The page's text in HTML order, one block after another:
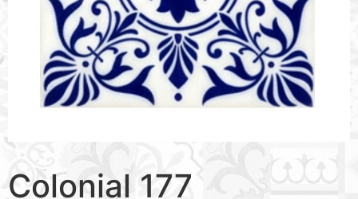
Colonial 177